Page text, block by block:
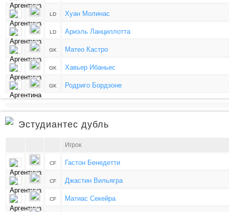
LD Хуан Молинас
LD Ариэль Ланциллотта
GK Матео Кастро
GK Хавьер Ибаньес
GK Родриго Бордзоне
Эстудиантес дубль
Игрок
CF Гастон Бенедетти
CF Джастин Вильягра
CF Матиас Секейра